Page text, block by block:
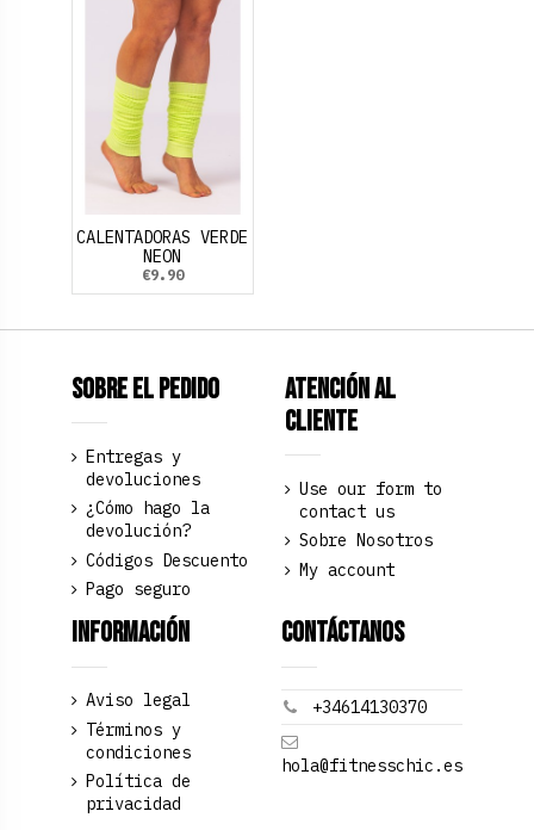
CALENTADORAS VERDE
NEON
€9.90
Sobre el pedido
Entregas y
devoluciones
¿Cómo hago la
devolución?
Códigos Descuento
Pago seguro
Atención al
Cliente
Use our form to
contact us
Sobre Nosotros
My account
Información
Aviso legal
Términos y
condiciones
Política de
privacidad
Contáctanos
+34614130370
hola@fitnesschic.es